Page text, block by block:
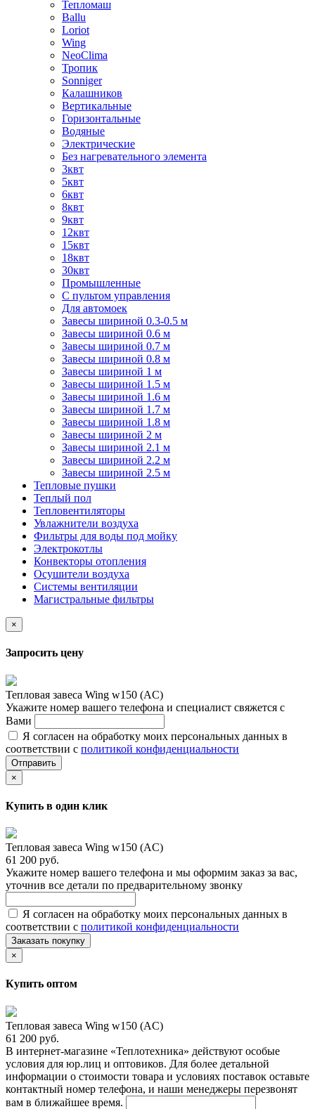
Тепломаш
Ballu
Loriot
Wing
NeoClima
Тропик
Sonniger
Калашников
Вертикальные
Горизонтальные
Водяные
Электрические
Без нагревательного элемента
3квт
5квт
6квт
8квт
9квт
12квт
15квт
18квт
30квт
Промышленные
С пультом управления
Для автомоек
Завесы шириной 0.3-0.5 м
Завесы шириной 0.6 м
Завесы шириной 0.7 м
Завесы шириной 0.8 м
Завесы шириной 1 м
Завесы шириной 1.5 м
Завесы шириной 1.6 м
Завесы шириной 1.7 м
Завесы шириной 1.8 м
Завесы шириной 2 м
Завесы шириной 2.1 м
Завесы шириной 2.2 м
Завесы шириной 2.5 м
Тепловые пушки
Теплый пол
Тепловентиляторы
Увлажнители воздуха
Фильтры для воды под мойку
Электрокотлы
Конвекторы отопления
Осушители воздуха
Системы вентиляции
Магистральные фильтры
×
Запросить цену
Тепловая завеса Wing w150 (AC)
Укажите номер вашего телефона и специалист свяжется с
Вами
Я согласен на обработку моих персональных данных в
соответствии с политикой конфиденциальности
Отправить
×
Купить в один клик
Тепловая завеса Wing w150 (AC)
61 200 руб.
Укажите номер вашего телефона и мы оформим заказ за вас,
уточнив все детали по предварительному звонку
Я согласен на обработку моих персональных данных в
соответствии с политикой конфиденциальности
Заказать покупку
×
Купить оптом
Тепловая завеса Wing w150 (AC)
61 200 руб.
В интернет-магазине «Теплотехника» действуют особые
условия для юр.лиц и оптовиков. Для более детальной
информации о стоимости товара и условиях поставок оставьте
контактный номер телефона, и наши менеджеры перезвонят
вам в ближайшее время.